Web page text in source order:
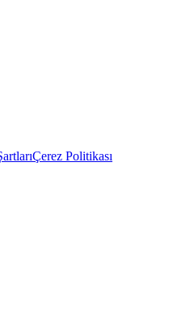
Çerez Politikası